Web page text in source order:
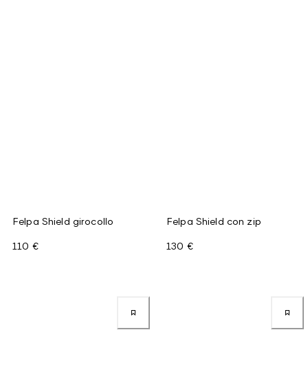
Felpa Shield girocollo
110 €
Felpa Shield con zip
130 €